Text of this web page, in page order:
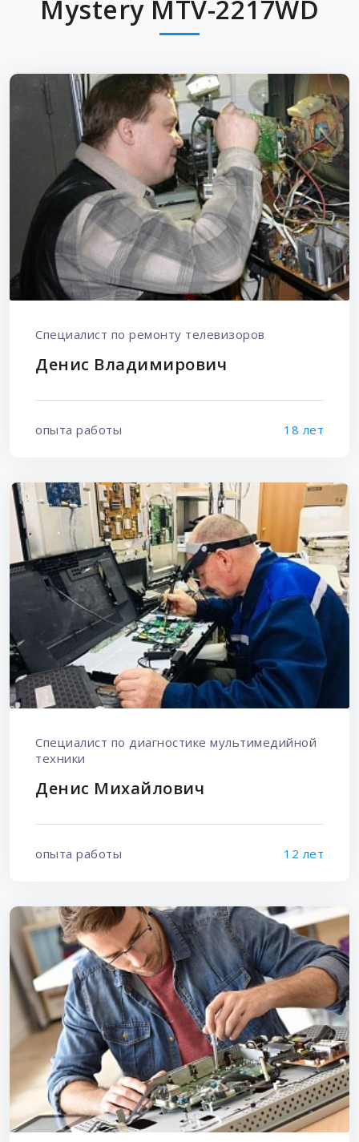
Mystery MTV-2217WD
Специалист по ремонту телевизоров
Денис Владимирович
опыта работы 18 лет
Специалист по диагностике мультимедийной
техники
Денис Михайлович
опыта работы 12 лет